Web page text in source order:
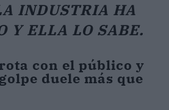
INDUSTRIA HA
Y ELLA LO SABE.
con el público y
duele más que